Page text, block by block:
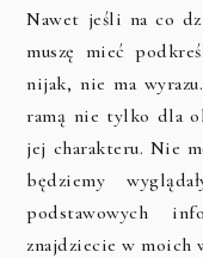
Nawet jeśli na co
muszę mieć
nijak, nie ma
ramą nie tylko dla
jej charakteru. Nie
będziemy
podstawowych
znajdziecie w moich